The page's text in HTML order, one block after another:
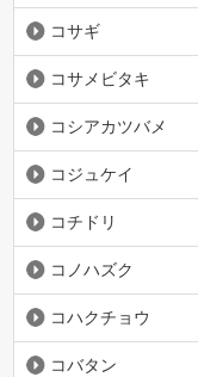
コサギ
コサメビタキ
コシアカツバメ
コジュケイ
コチドリ
コノハズク
コハクチョウ
コバタン